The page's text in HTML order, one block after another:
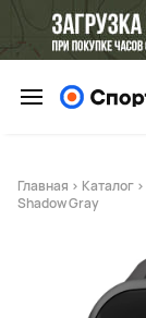
Главная > Каталог >
Shadow Gray